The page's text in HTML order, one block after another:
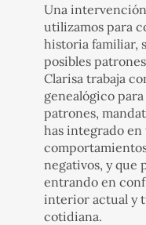
Una
utilizamos para
historia familiar,
posibles
Clarisa trabaja
genealógico
patrones,
has integrado
negativos, y que
entrando en
interior actual y
cotidiana.